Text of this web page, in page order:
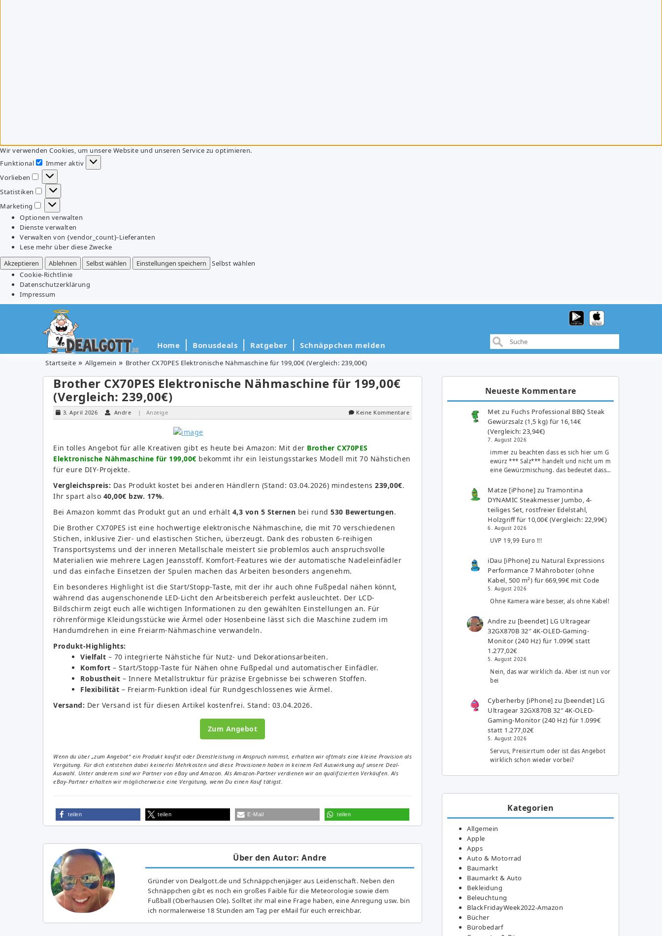
Wir verwenden Cookies, um unsere Website und unseren Service zu optimieren.
Funktional
Funktional
Immer aktiv
Vorlieben
Vorlieben
Statistiken
Statistiken
Marketing
Marketing
Optionen verwalten
Dienste verwalten
Verwalten von {vendor_count}-Lieferanten
Lese mehr über diese Zwecke
Akzeptieren
Ablehnen Selbst wählen Einstellungen speichern
Selbst wählen
Cookie-Richtlinie
Datenschutzerklärung
Impressum
Home Bonusdeals Ratgeber Schnäppchen melden
Startseite Allgemein Brother CX70PES Elektronische Nähmaschine für 199,00€ (Vergleich: 239,00€)
Brother CX70PES Elektronische Nähmaschine für 199,00€
(Vergleich: 239,00€)
3. April 2026 Andre | Anzeige Keine Kommentare
Ein tolles Angebot für alle Kreativen gibt es heute bei Amazon: Mit der Brother CX70PES
Elektronische Nähmaschine für 199,00€ bekommt ihr ein leistungsstarkes Modell mit 70 Nähstichen
für eure DIY-Projekte.
Vergleichspreis: Das Produkt kostet bei anderen Händlern (Stand: 03.04.2026) mindestens 239,00€.
Ihr spart also 40,00€ bzw. 17%.
Bei Amazon kommt das Produkt gut an und erhält 4,3 von 5 Sternen bei rund 530 Bewertungen.
Die Brother CX70PES ist eine hochwertige elektronische Nähmaschine, die mit 70 verschiedenen
Stichen, inklusive Zier- und elastischen Stichen, überzeugt. Dank des robusten 6-reihigen
Transportsystems und der inneren Metallschale meistert sie problemlos auch anspruchsvolle
Materialien wie mehrere Lagen Jeansstoff. Komfort-Features wie der automatische Nadeleinfädler
und das einfache Einsetzen der Spulen machen das Arbeiten besonders angenehm.
Ein besonderes Highlight ist die Start/Stopp-Taste, mit der ihr auch ohne Fußpedal nähen könnt,
während das augenschonende LED-Licht den Arbeitsbereich perfekt ausleuchtet. Der LCD-
Bildschirm zeigt euch alle wichtigen Informationen zu den gewählten Einstellungen an. Für
röhrenförmige Kleidungsstücke wie Ärmel oder Hosenbeine lässt sich die Maschine zudem im
Handumdrehen in eine Freiarm-Nähmaschine verwandeln.
Produkt-Highlights:
Vielfalt – 70 integrierte Nähstiche für Nutz- und Dekorationsarbeiten.
Komfort – Start/Stopp-Taste für Nähen ohne Fußpedal und automatischer Einfädler.
Robustheit – Innere Metallstruktur für präzise Ergebnisse bei schweren Stoffen.
Flexibilität – Freiarm-Funktion ideal für Rundgeschlossenes wie Ärmel.
Versand: Der Versand ist für diesen Artikel kostenfrei. Stand: 03.04.2026.
Zum Angebot
Wenn du über „zum Angebot“ ein Produkt kaufst oder Dienstleistung in Anspruch nimmst, erhalten wir oftmals eine kleine Provision als
Vergütung. Für dich entstehen dabei keinerlei Mehrkosten und diese Provisionen haben in keinem Fall Auswirkung auf unsere Deal-
Auswahl. Unter anderem sind wir Partner von eBay und Amazon. Als Amazon-Partner verdienen wir an qualifizierten Verkäufen. Als
eBay-Partner erhalten wir möglicherweise eine Vergütung, wenn Du einen Kauf tätigst.
teilen teilen E-Mail teilen
Über den Autor: Andre
Gründer von Dealgott.de und Schnäppchenjäger aus Leidenschaft. Neben den
Schnäppchen gibt es noch ein großes Fai­ble für die Meteorologie sowie dem
Fußball (Oberhausen Ole). Solltet ihr mal eine Frage haben, eine Anregung usw. bin
ich normalerweise 18 Stunden am Tag per eMail für euch erreichbar.
Neueste Kommentare
Met zu Fuchs Professional BBQ Steak
Gewürzsalz (1,5 kg) für 16,14€
(Vergleich: 23,94€)
7. August 2026
immer zu beachten dass es sich hier um G
ewürz *** Salz*** handelt und nicht um m
eine Gewürzmischung. das bedeutet dass…
Matze [iPhone] zuTramontina
DYNAMIC Steakmesser Jumbo, 4-
teiliges Set, rostfreier Edelstahl,
Holzgriff für 10,00€ (Vergleich: 22,99€)
6. August 2026
UVP 19,99 Euro !!!
iDau [iPhone] zu Natural Expressions
Performance 7 Mähroboter (ohne
Kabel, 500 m²) für 669,99€ mit Code
5. August 2026
Ohne Kamera wäre besser, als ohne Kabel!
Andre zu [beendet] LG Ultragear
32GX870B 32″ 4K-OLED-Gaming-
Monitor (240 Hz) für 1.099€ statt
1.277,02€
5. August 2026
Nein, das war wirklich da. Aber ist nun vor
bei
Cyberherby [iPhone] zu [beendet] LG
Ultragear 32GX870B 32″ 4K-OLED-
Gaming-Monitor (240 Hz) für 1.099€
statt 1.277,02€
5. August 2026
Servus, Preisirrtum oder ist das Angebot
wirklich schon wieder vorbei?
Kategorien
Allgemein
Apple
Apps
Auto & Motorrad
Baumarkt
Baumarkt & Auto
Bekleidung
Beleuchtung
BlackFridayWeek2022-Amazon
Bücher
Bürobedarf